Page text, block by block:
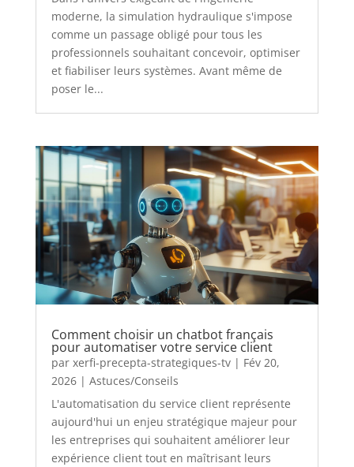
moderne, la simulation hydraulique s'impose
comme un passage obligé pour tous les
professionnels souhaitant concevoir, optimiser
et fiabiliser leurs systèmes. Avant même de
poser le...
Comment choisir un chatbot français
pour automatiser votre service client
par xerfi-precepta-strategiques-tv| Fév 20,
2026| Astuces/Conseils
L'automatisation du service client représente
aujourd'hui un enjeu stratégique majeur pour
les entreprises qui souhaitent améliorer leur
expérience client tout en maîtrisant leurs